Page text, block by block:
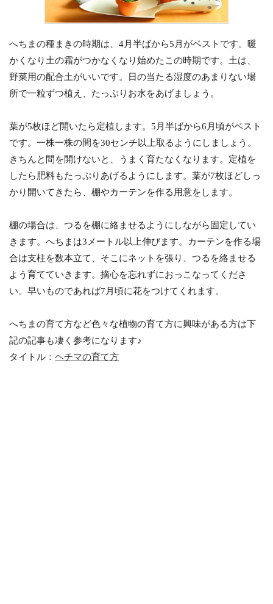
へちまの種まきの時期は、4月半ばから5月がベストです。暖
かくなり土の霜がつかなくなり始めたこの時期です。土は、
野菜用の配合土がいいです。日の当たる湿度のあまりない場
所で一粒ずつ植え、たっぷりお水をあげましょう。
葉が5枚ほど開いたら定植します。5月半ばから6月頃がベスト
です。一株一株の間を30センチ以上取るようにしましょう。
きちんと間を開けないと、うまく育たなくなります。定植を
したら肥料もたっぷりあげるようにします。葉が7枚ほどしっ
かり開いてきたら、棚やカーテンを作る用意をします。
棚の場合は、つるを棚に絡ませるようにしながら固定してい
きます。へちまは3メートル以上伸びます。カーテンを作る場
合は支柱を数本立て、そこにネットを張り、つるを絡ませる
よう育てていきます。摘心を忘れずにおっこなってくださ
い。早いものであれば7月頃に花をつけてくれます。
へちまの育て方など色々な植物の育て方に興味がある方は下
記の記事も凄く参考になります♪
タイトル：ヘチマの育て方